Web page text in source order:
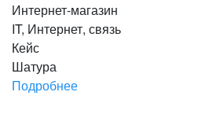
Интернет-магазин
IT, Интернет, связь
Кейс
Шатура
Подробнее